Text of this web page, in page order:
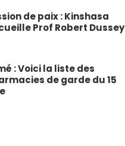
de paix : Kinshasa
Prof Robert Dussey
: Voici la liste des
de garde du 15